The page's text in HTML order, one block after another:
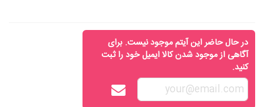
در حال حاضر این آیتم موجود نیست. برای
آگاهی از موجود شدن کالا ایمیل خود را ثبت
کنید.